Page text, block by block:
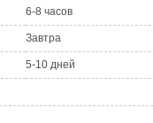
6-8 часов
Завтра
5-10 дней